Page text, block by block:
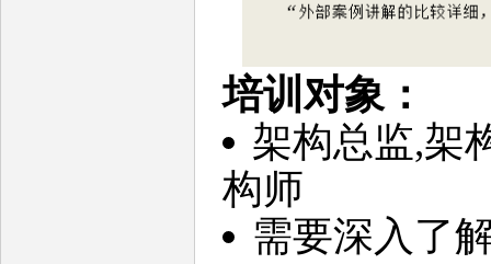
培训对象：
架构总监,架
构师
需要深入了